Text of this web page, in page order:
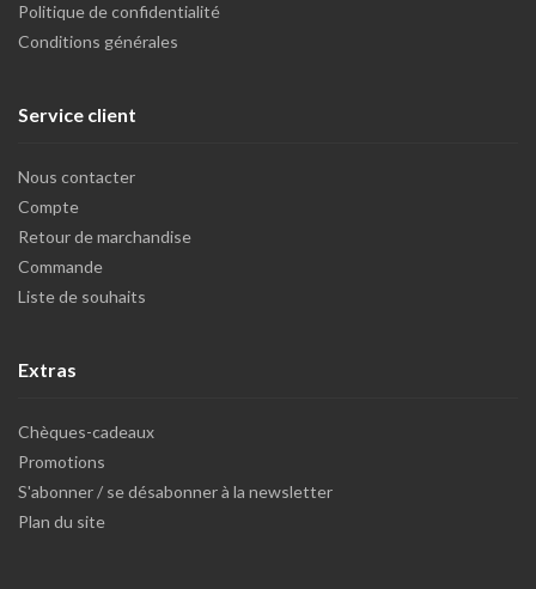
Politique de confidentialité
Conditions générales
Service client
Nous contacter
Compte
Retour de marchandise
Commande
Liste de souhaits
Extras
Chèques-cadeaux
Promotions
S'abonner / se désabonner à la newsletter
Plan du site